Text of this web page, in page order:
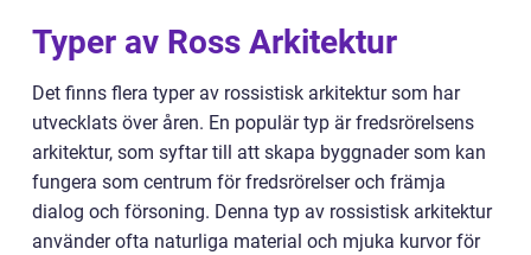
Typer av Ross Arkitektur
Det finns flera typer av rossistisk arkitektur som har
utvecklats över åren. En populär typ är fredsrörelsens
arkitektur, som syftar till att skapa byggnader som kan
fungera som centrum för fredsrörelser och främja
dialog och försoning. Denna typ av rossistisk arkitektur
använder ofta naturliga material och mjuka kurvor för